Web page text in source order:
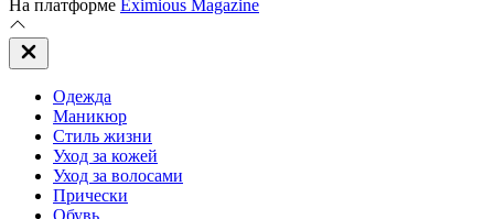
На платформе Eximious Magazine
Закрыть
вне
Одежда
Маникюр
Стиль жизни
Уход за кожей
Уход за волосами
Прически
Обувь